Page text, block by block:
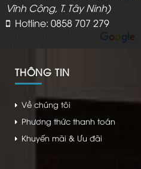
Vĩnh Công, T. Tây Ninh)
Hotline: 0858 707 279
THÔNG TIN
Về chúng tôi
Phương thức thanh toán
Khuyến mãi & Ưu đãi